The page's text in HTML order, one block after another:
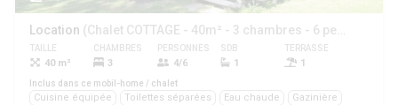
Location (Chalet COTTAGE - 40m² - 3 chambres - 6 pers max- terrasse couverte -)
TAILLE
40 m²
CHAMBRES
3
PERSONNES
4/6
SDB
1
TERRASSE
1
Inclus dans ce mobil-home / chalet
Cuisine équipée Toilettes séparées Eau chaude
Gazinière